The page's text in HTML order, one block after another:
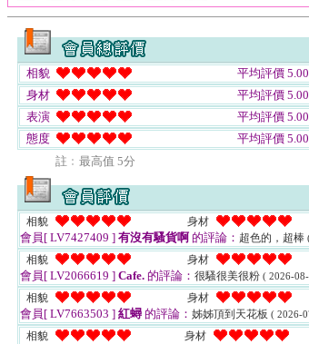
相貌
平均評價
身材
平均評價
表演
平均評價
態度
平均評價
註﹕最高值 5分
相貌 身材
會員[ LV7427409 ] 有沒有騷貨啊 的評論： 超色的，超棒
相貌 身材
會員[ LV2066619 ] Cafe. 的評論： 很騷很美很粉 ( 2026-
相貌 身材
會員[ LV7663503 ] 紅蟳 的評論： 姊姊頂到天花板 ( 2026-
相貌 身材